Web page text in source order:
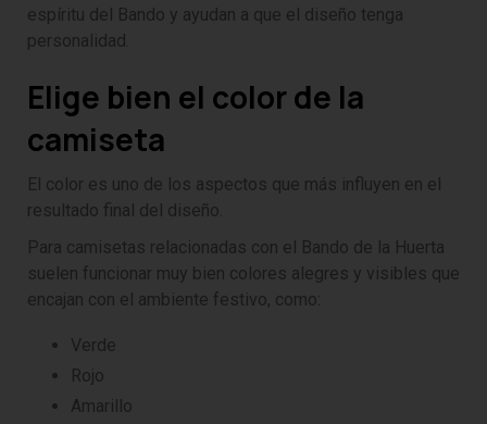
espíritu del Bando y ayudan a que el diseño tenga
personalidad.
Elige bien el color de la
camiseta
El color es uno de los aspectos que más influyen en el
resultado final del diseño.
Para camisetas relacionadas con el Bando de la Huerta
suelen funcionar muy bien colores alegres y visibles que
encajan con el ambiente festivo, como:
Verde
Rojo
Amarillo